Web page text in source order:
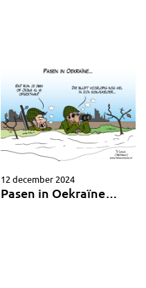
12 december 2024
Pasen in Oekraïne…